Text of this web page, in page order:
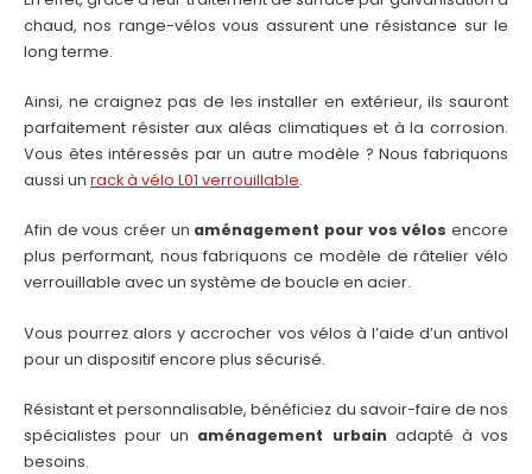
chaud, nos range-vélos vous assurent une résistance sur le
long terme.
Ainsi, ne craignez pas de les installer en extérieur, ils sauront
parfaitement résister aux aléas climatiques et à la corrosion.
Vous êtes intéressés par un autre modèle ? Nous fabriquons
aussi un rack à vélo L01 verrouillable.
Afin de vous créer un aménagement pour vos vélos encore
plus performant, nous fabriquons ce modèle de râtelier vélo
verrouillable avec un système de boucle en acier.
Vous pourrez alors y accrocher vos vélos à l’aide d’un antivol
pour un dispositif encore plus sécurisé.
Résistant et personnalisable, bénéficiez du savoir-faire de nos
spécialistes pour un aménagement urbain adapté à vos
besoins.